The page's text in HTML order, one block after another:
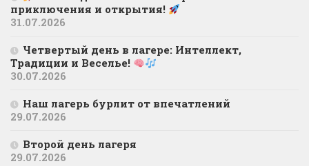
приключения и открытия!
31.07.2026
Четвертый день в лагере: Интеллект,
Традиции и Веселье!
30.07.2026
Наш лагерь бурлит от впечатлений
29.07.2026
Второй день лагеря
29.07.2026